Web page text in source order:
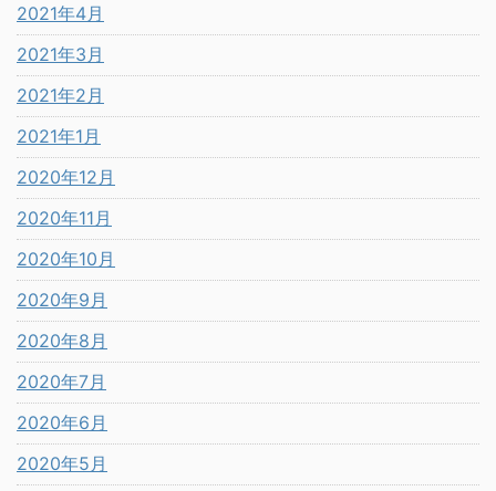
2021年4月
2021年3月
2021年2月
2021年1月
2020年12月
2020年11月
2020年10月
2020年9月
2020年8月
2020年7月
2020年6月
2020年5月